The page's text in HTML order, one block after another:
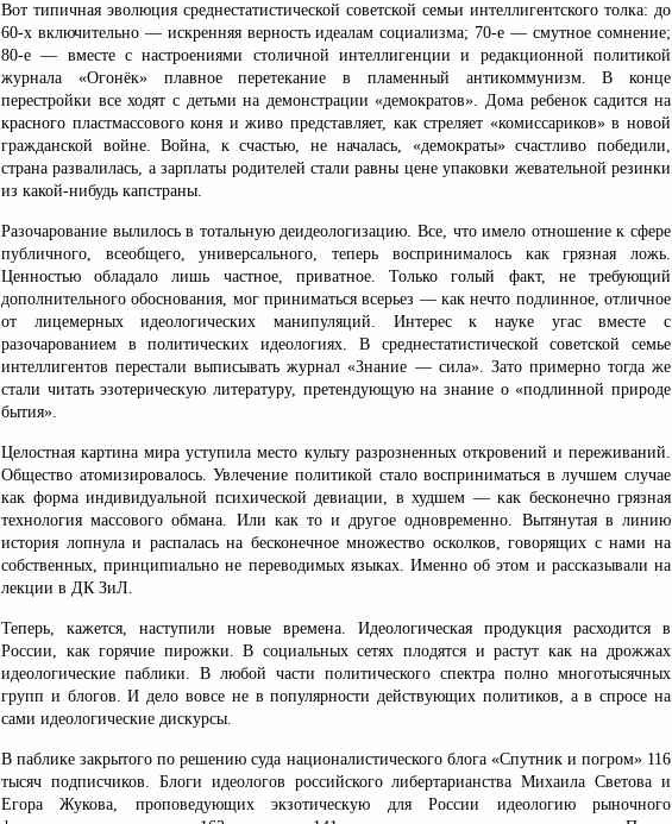
Вот типичная эволюция среднестатистической советской семьи интеллигентского толка: до
60-х включительно — искренняя верность идеалам социализма; 70-е — смутное сомнение;
80-е — вместе с настроениями столичной интеллигенции и редакционной политикой
журнала «Огонёк» плавное перетекание в пламенный антикоммунизм. В конце
перестройки все ходят с детьми на демонстрации «демократов». Дома ребенок садится на
красного пластмассового коня и живо представляет, как стреляет «комиссариков» в новой
гражданской войне. Война, к счастью, не началась, «демократы» счастливо победили,
страна развалилась, а зарплаты родителей стали равны цене упаковки жевательной резинки
из какой-нибудь капстраны.
Разочарование вылилось в тотальную деидеологизацию. Все, что имело отношение к сфере
публичного, всеобщего, универсального, теперь воспринималось как грязная ложь.
Ценностью обладало лишь частное, приватное. Только голый факт, не требующий
дополнительного обоснования, мог приниматься всерьез — как нечто подлинное, отличное
от лицемерных идеологических манипуляций. Интерес к науке угас вместе с
разочарованием в политических идеологиях. В среднестатистической советской семье
интеллигентов перестали выписывать журнал «Знание — сила». Зато примерно тогда же
стали читать эзотерическую литературу, претендующую на знание о «подлинной природе
бытия».
Целостная картина мира уступила место культу разрозненных откровений и переживаний.
Общество атомизировалось. Увлечение политикой стало восприниматься в лучшем случае
как форма индивидуальной психической девиации, в худшем — как бесконечно грязная
технология массового обмана. Или как то и другое одновременно. Вытянутая в линию
история лопнула и распалась на бесконечное множество осколков, говорящих с нами на
собственных, принципиально не переводимых языках. Именно об этом и рассказывали на
лекции в ДК ЗиЛ.
Теперь, кажется, наступили новые времена. Идеологическая продукция расходится в
России, как горячие пирожки. В социальных сетях плодятся и растут как на дрожжах
идеологические паблики. В любой части политического спектра полно многотысячных
групп и блогов. И дело вовсе не в популярности действующих политиков, а в спросе на
сами идеологические дискурсы.
В паблике закрытого по решению суда националистического блога «Спутник и погром» 116
тысяч подписчиков. Блоги идеологов российского либертарианства Михаила Светова и
Егора Жукова, проповедующих экзотическую для России идеологию рыночного